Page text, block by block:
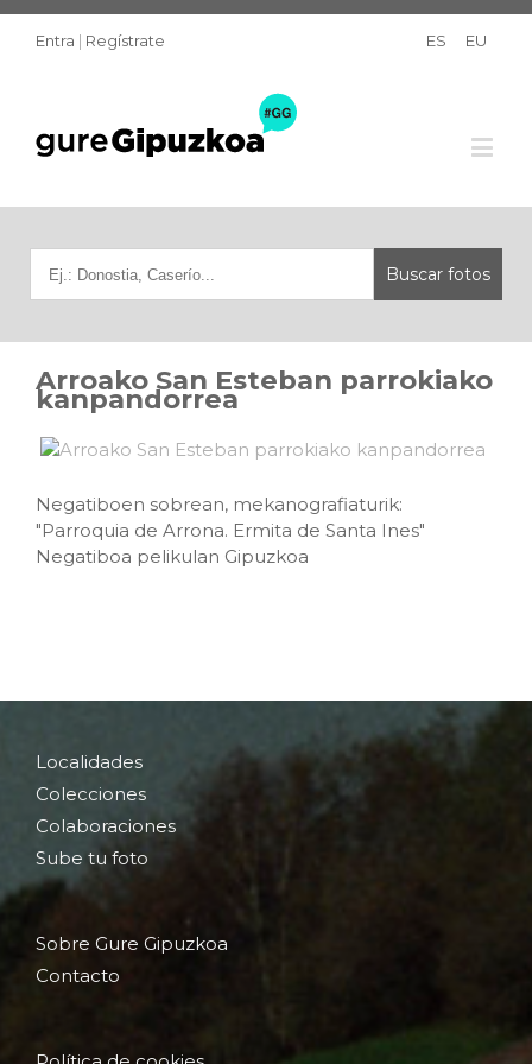
Entra | Regístrate ES EU
Arroako San Esteban parrokiako
kanpandorrea
Negatiboen sobrean, mekanografiaturik:
"Parroquia de Arrona. Ermita de Santa Ines"
Negatiboa pelikulan Gipuzkoa
Localidades
Colecciones
Colaboraciones
Sube tu foto
Sobre Gure Gipuzkoa
Contacto